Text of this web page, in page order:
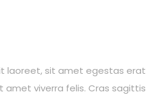
laoreet, sit amet egestas erat
amet viverra felis. Cras